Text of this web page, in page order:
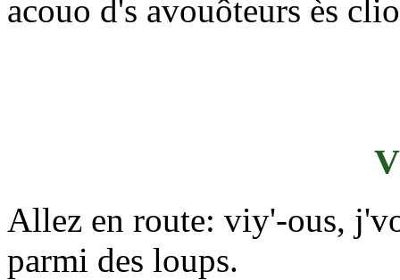
acouo d's avouôteurs ès
Allez en route: viy'-ous,
parmi des loups.